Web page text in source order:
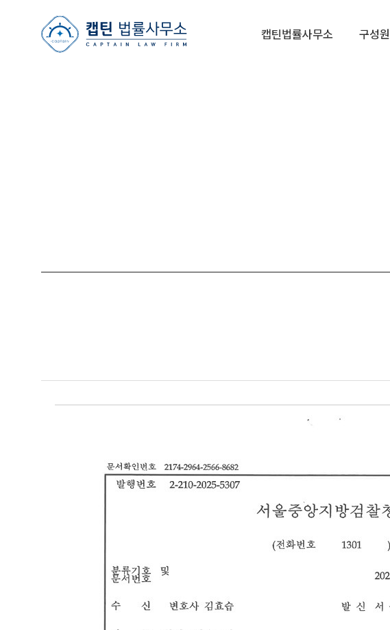
캡틴법률사무소
캡틴법률사무소 구성원